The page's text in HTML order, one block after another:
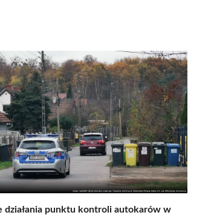
działania punktu kontroli autokarów w